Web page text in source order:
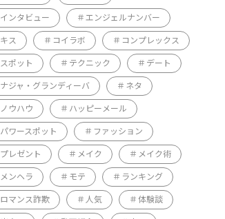
インタビュー エンジェルナンバー
キス コイラボ コンプレックス
スポット テクニック デート
ナジャ・グランディーバ ネタ
ノウハウ ハッピーメール
パワースポット ファッション
プレゼント メイク メイク術
メンヘラ モテ ランキング
ロマンス詐欺 人気 体験談